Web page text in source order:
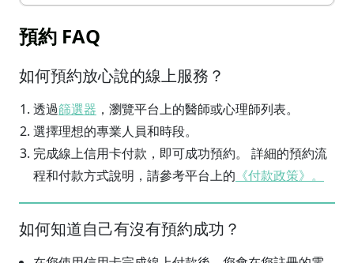
預約 FAQ
如何預約放心說的線上服務？
透過篩選器 ，瀏覽平台上的醫師或心理師列表。
選擇理想的專業人員和時段。
完成線上信用卡付款，即可成功預約。 詳細的預約流
程和付款方式說明，請參考平台上的 《付款政策》。
如何知道自己有沒有預約成功？